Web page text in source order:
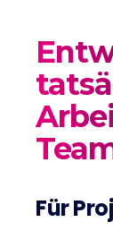
Für